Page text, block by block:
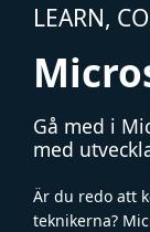
LEARN,
Gå med i
med
Är du redo att
teknikerna?